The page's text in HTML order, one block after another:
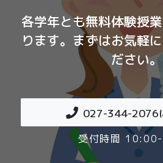
各学年とも無料体験授
ります。まずはお気軽
ださい。
027-344-2076
受付時間